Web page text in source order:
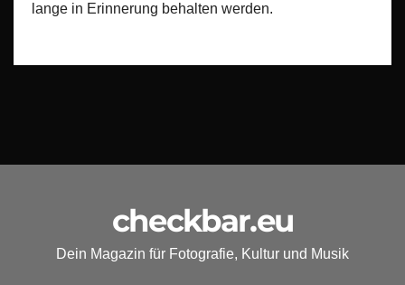
lange in Erinnerung behalten werden.
checkbar.eu
Dein Magazin für Fotografie, Kultur und Musik